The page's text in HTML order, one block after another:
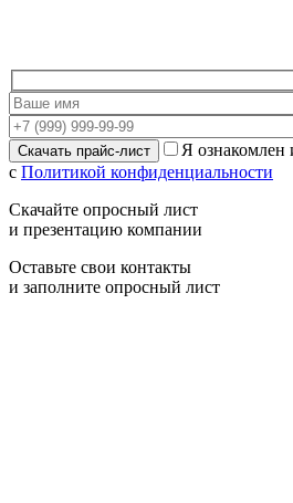
Я ознакомлен
с Политикой конфиденциальности
Скачайте опросный лист
и презентацию компании
Оставьте свои контакты
и заполните опросный лист